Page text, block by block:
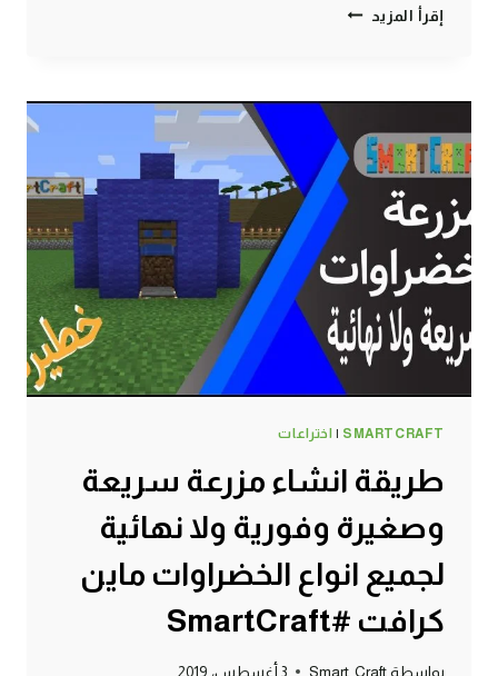
إقرأ المزيد طريقة
لا
نهائي
وبشكل
اوتوماتيكي
وتلقائي
100%
كرافت
#SMARTCRAFT
SMARTCRAFT
| اختراعات
طريقة انشاء مزرعة سريعة
وصغيرة وفورية ولا نهائية
لجميع انواع الخضراوات ماين
كرافت #SmartCraft
بواسطة Smart_Craft 3 أغسطس، 2019